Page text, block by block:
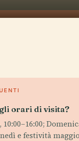
orari di visita?
e festività